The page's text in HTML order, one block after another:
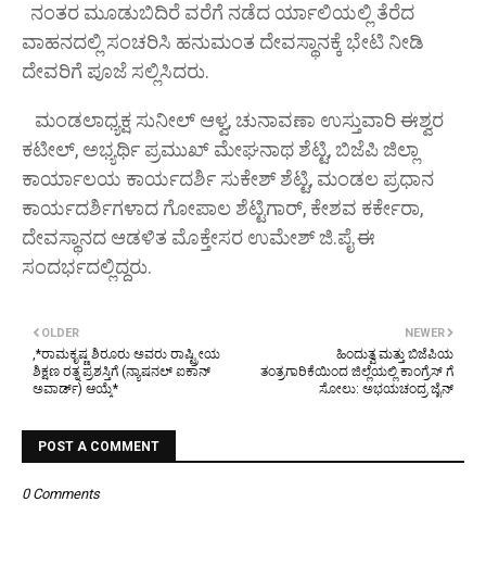
ನಂತರ ಮೂಡುಬಿದಿರೆ ವರೆಗೆ ನಡೆದ ರ್ಯಾಲಿಯಲ್ಲಿ ತೆರೆದ
ವಾಹನದಲ್ಲಿ ಸಂಚರಿಸಿ ಹನುಮಂತ ದೇವಸ್ಥಾನಕ್ಕೆ ಭೇಟಿ ನೀಡಿ
ದೇವರಿಗೆ ಪೂಜೆ ಸಲ್ಲಿಸಿದರು.
ಮಂಡಲಾಧ್ಯಕ್ಷ ಸುನೀಲ್ ಆಳ್ವ, ಚುನಾವಣಾ ಉಸ್ತುವಾರಿ ಈಶ್ವರ
ಕಟೀಲ್, ಅಭ್ಯರ್ಥಿ ಪ್ರಮುಖ್ ಮೇಘನಾಥ ಶೆಟ್ಟಿ, ಬಿಜೆಪಿ ಜಿಲ್ಲಾ
ಕಾರ್ಯಾಲಯ ಕಾರ್ಯದರ್ಶಿ ಸುಕೇಶ್ ಶೆಟ್ಟಿ, ಮಂಡಲ ಪ್ರಧಾನ
ಕಾರ್ಯದರ್ಶಿಗಳಾದ ಗೋಪಾಲ ಶೆಟ್ಟಿಗಾರ್, ಕೇಶವ ಕರ್ಕೇರಾ,
ದೇವಸ್ಥಾನದ ಆಡಳಿತ ಮೊಕ್ತೇಸರ ಉಮೇಶ್ ಜಿ.ಪೈ ಈ
ಸಂದರ್ಭದಲ್ಲಿದ್ದರು.
NEWER
ಹಿಂದುತ್ವ ಮತ್ತು ಬಿಜೆಪಿಯ
ತಂತ್ರಗಾರಿಕೆಯಿಂದ ಜಿಲ್ಲೆಯಲ್ಲಿ ಕಾಂಗ್ರೆಸ್ ಗೆ
ಸೋಲು: ಅಭಯಚಂದ್ರ ಜೈನ್
OLDER
,*ರಾಮಕೃಷ್ಣ ಶಿರೂರು ಅವರು ರಾಷ್ಟ್ರೀಯ
ಶಿಕ್ಷಣ ರತ್ನ ಪ್ರಶಸ್ತಿಗೆ (ನ್ಯಾಷನಲ್ ಐಕಾನ್
ಅವಾರ್ಡ್) ಆಯ್ಕೆ*
POST A COMMENT
0 Comments